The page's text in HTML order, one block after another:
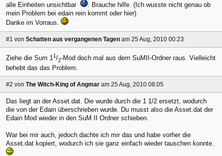
alle Einheiten unsichtbar
. Brauche hilfe. (Ich wusste nicht genau ob
mein Problem bei edain rein kommt oder hier)
Danke im Vorraus.
#1 von Schatten aus vergangenen Tagen am 25 Aug, 2010 00:23
Ziehe die Sum 11/2-Mod doch mal aus dem SuMII-Ordner raus. Vielleicht
behebt das das Problem.
#2 von The Witch-King of Angmar am 25 Aug, 2010 08:05
Das liegt an der Asset.dat. Die wurde durch die 1 1/2 ersetzt, wodurch
die von der Edain überschrieben wurde. Du musst also die Asset.dat der
Edain Mod wieder in den SuM II Ordner schieben.
War bei mir auch, jedoch dachte ich mir das und habe vorher die
Asset.dat kopiert, wodurch ich sie ganz einfach wieder tauschen konnte.